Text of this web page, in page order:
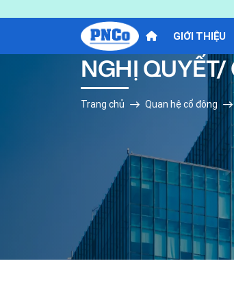
GIỚI THIỆU
NGHỊ
Trang chủ Quan hệ cổ đông